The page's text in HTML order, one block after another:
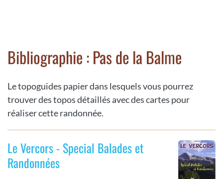
Bibliographie : Pas de la Balme
Le topoguides papier dans lesquels vous pourrez
trouver des topos détaillés avec des cartes pour
réaliser cette randonnée.
Le Vercors - Special Balades et
Randonnées